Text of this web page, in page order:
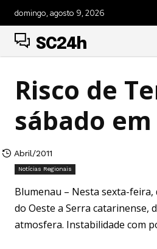
domingo, agosto 9, 2026
SC24h
Risco de
sábado em
Abril/2011
Notícias Regionais
Blumenau – Nesta sexta-
do Oeste a Serra catarinense,
atmosfera. Instabilidade com